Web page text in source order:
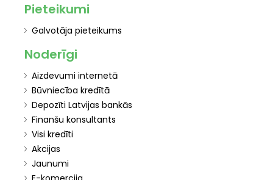
Pieteikumi
Galvotāja pieteikums
Noderīgi
Aizdevumi internetā
Būvniecība kredītā
Depozīti Latvijas bankās
Finanšu konsultants
Visi kredīti
Akcijas
Jaunumi